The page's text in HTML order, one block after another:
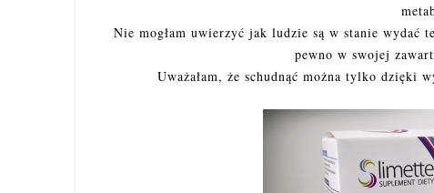
Nie mogłam uwierzyć jak ludzie są w stanie wydać
pewno w swojej
Uważałam, że schudnąć można tylko dzięki